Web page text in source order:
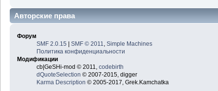
Авторские права
Форум
SMF 2.0.15 | SMF © 2011
Simple Machines
Политика конфиденциальности
Модификации
cb|GeSHi-mod © 2011, codebirth
dQuoteSelection © 2007-2015, digger
Karma Description © 2005-2017, Grek.Kamchatka